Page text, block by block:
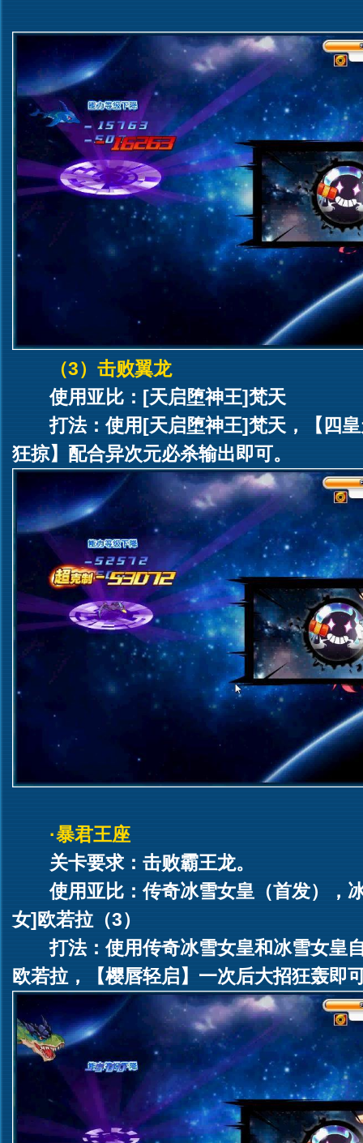
（3）击败翼龙
使用亚比：[天启堕神王]梵天
打法：使用[天启堕神王]梵天，【四
狂掠】配合异次元必杀输出即可。
·暴君王座
关卡要求：击败霸王龙。
使用亚比：传奇冰雪女皇（首发），
女]欧若拉（3）
打法：使用传奇冰雪女皇和冰雪女皇
欧若拉，【樱唇轻启】一次后大招狂轰即